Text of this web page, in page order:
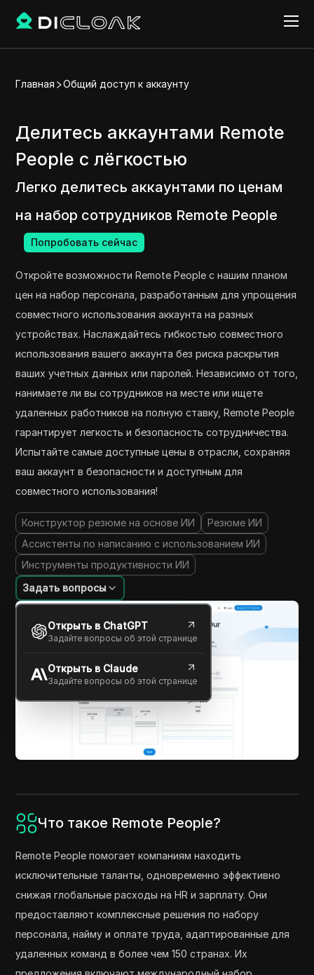
Главная Общий доступ к аккаунту
Делитесь аккаунтами Remote
People с лёгкостью
Легко делитесь аккаунтами по ценам
на набор сотрудников Remote People
Попробовать сейчас
Откройте возможности Remote People с нашим планом
цен на набор персонала, разработанным для упрощения
совместного использования аккаунта на разных
устройствах. Наслаждайтесь гибкостью совместного
использования вашего аккаунта без риска раскрытия
ваших учетных данных или паролей. Независимо от того,
нанимаете ли вы сотрудников на месте или ищете
удаленных работников на полную ставку, Remote People
гарантирует легкость и безопасность сотрудничества.
Испытайте самые доступные цены в отрасли, сохраняя
ваш аккаунт в безопасности и доступным для
совместного использования!
Конструктор резюме на основе ИИ
Резюме ИИ
Ассистенты по написанию с использованием ИИ
Инструменты продуктивности ИИ
Задать вопросы
Открыть в ChatGPT
Задайте вопросы об этой странице
Открыть в Claude
Задайте вопросы об этой странице
Что такое Remote People?
Remote People помогает компаниям находить
исключительные таланты, одновременно эффективно
снижая глобальные расходы на HR и зарплату. Они
предоставляют комплексные решения по набору
персонала, найму и оплате труда, адаптированные для
удаленных команд в более чем 150 странах. Их